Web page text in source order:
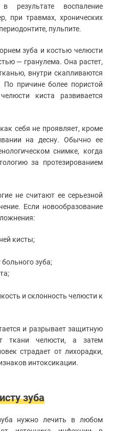
результате воспаление
при травмах, хронических
пульпите.
зуба и костью челюсти
— гранулема. Она растет,
внутри скапливаются
причине более пористой
киста развивается
себя не проявляет, кроме
на десну. Обычно ее
снимке, когда
за протезированием
не считают ее серьезной
Если новообразование
кисты;
зуба;
и склонность челюсти к
и разрывает защитную
ткани челюсти, а затем
страдает от лихорадки,
интоксикации.
зуба
нужно лечить в любом